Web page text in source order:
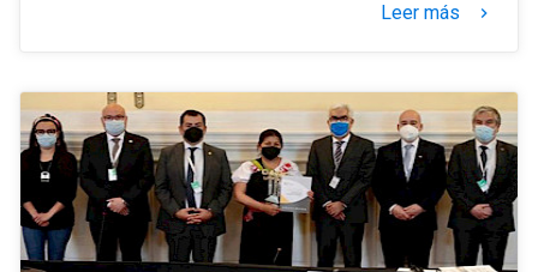
Leer más keyboard_arrow_right